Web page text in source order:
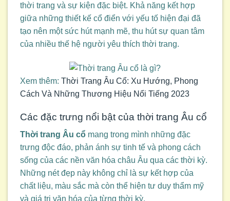
thời trang và sự kiện đặc biệt. Khả năng kết hợp
giữa những thiết kế cổ điển với yếu tố hiện đại đã
tạo nên một sức hút mạnh mẽ, thu hút sự quan tâm
của nhiều thế hệ người yêu thích thời trang.
Xem thêm: Thời Trang Âu Cổ: Xu Hướng, Phong
Cách Và Những Thương Hiệu Nổi Tiếng 2023
Các đặc trưng nổi bật của thời trang Âu cổ
Thời trang Âu cổ mang trong mình những đặc
trưng độc đáo, phản ánh sự tinh tế và phong cách
sống của các nền văn hóa châu Âu qua các thời kỳ.
Những nét đẹp này không chỉ là sự kết hợp của
chất liệu, màu sắc mà còn thể hiện tư duy thẩm mỹ
và giá trị văn hóa của từng thời kỳ.